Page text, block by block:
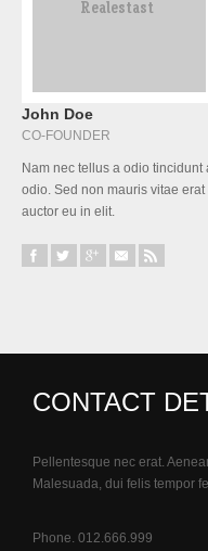
John Doe
CO-FOUNDER
Nam nec tellus a odio tincidunt
odio. Sed non mauris vitae
auctor eu in elit.
CONTACT
Pellentesque nec erat.
Malesuada, dui felis tempor
Phone. 012.666.999